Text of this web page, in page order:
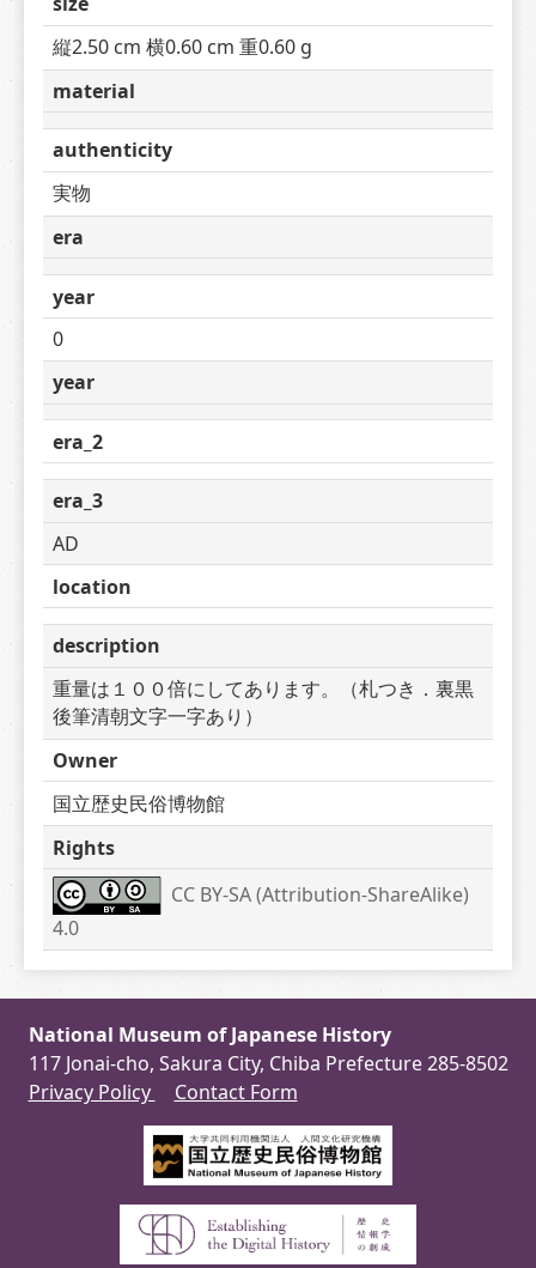
縦2.50 cm 横0.60 cm 重0.60 g
material
authenticity
実物
era
year
0
year
era_2
era_3
AD
location
description
重量は１００倍にしてあります。（札つき．裏黒
後筆清朝文字一字あり）
Owner
国立歴史民俗博物館
Rights
CC BY-SA (Attribution-ShareAlike)
4.0
National Museum of Japanese History
117 Jonai-cho, Sakura City, Chiba Prefecture 285-8502
Privacy Policy
Contact Form